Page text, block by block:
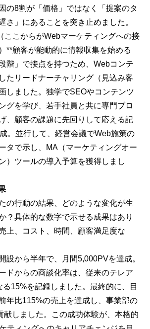
の8割が「価格」ではなく「提案のタ
さ」にあることを突き止めました。
ここからがWebマーケティングへの接
**顧客が能動的に情報収集を始める
階」で接点を持つため、Webコンテ
たリードナーチャリング（見込み客
しました。独学でSEOやコンテンツ
グを学び、若手社員と共に専門ブロ
、顧客の課題に先回りして応える記
。並行して、経営会議でWeb施策の
タで示し、MA（マーケティングオー
）ツールの導入予算を獲得しまし
の行動の結果、どのような変化が生
？具体的な数字で示せる成果はあり
上、コスト、時間、顧客満足度な
設から半年で、月間5,000PVを達成。
ドからの商談化率は、従来のテレア
る15%を記録しました。最終的に、目
年比115%の売上を達成し、事業部の
献しました。この成功体験が、本格的